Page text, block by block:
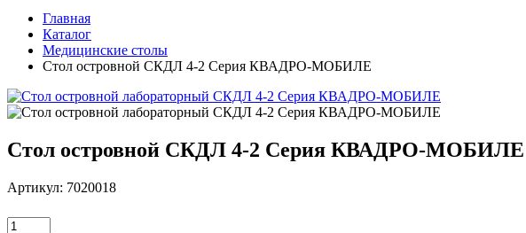
Главная
Каталог
Медицинские столы
Стол островной СКДЛ 4-2 Серия КВАДРО-МОБИЛЕ
Стол островной СКДЛ 4-2 Серия КВАДРО-МОБИЛЕ
Артикул: 7020018